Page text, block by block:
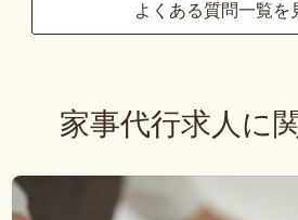
よくある質問一覧を
家事代行求人に